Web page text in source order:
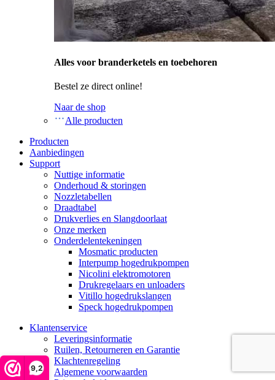
9,2
Alles voor branderketels en toebehoren
Bestel ze direct online!
Naar de shop
Alle producten
Producten
Aanbiedingen
Support
Nuttige informatie
Onderhoud & storingen
Nozzletabellen
Draadtabel
Drukverlies en Slangdoorlaat
Onze merken
Onderdelentekeningen
Mosmatic producten
Interpump hogedrukpompen
Nicolini elektromotoren
Drukregelaars en unloaders
Vitillo hogedrukslangen
Speck hogedrukpompen
Klantenservice
Leveringsinformatie
Ruilen, Retourneren en Garantie
Klachtenregeling
Algemene voorwaarden